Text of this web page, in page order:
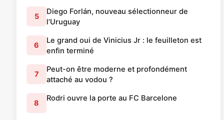
5
Diego Forlán, nouveau sélectionneur de
l’Uruguay
6
Le grand oui de Vinicius Jr : le feuilleton est
enfin terminé
7
Peut-on être moderne et profondément
attaché au vodou ?
8
Rodri ouvre la porte au FC Barcelone